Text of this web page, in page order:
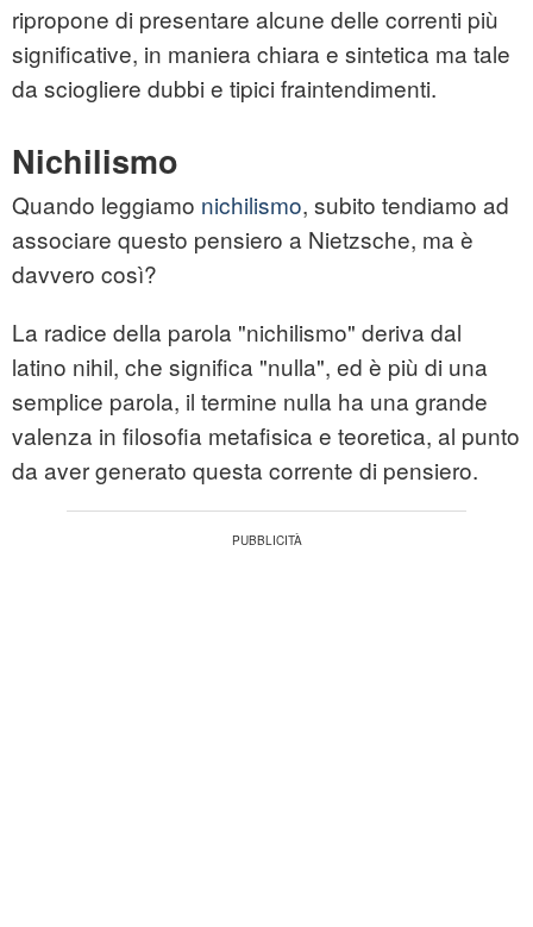
ripropone di presentare alcune delle correnti più
significative, in maniera chiara e sintetica ma tale
da sciogliere dubbi e tipici fraintendimenti.
Nichilismo
Quando leggiamo nichilismo, subito tendiamo ad
associare questo pensiero a Nietzsche, ma è
davvero così?
La radice della parola "nichilismo" deriva dal
latino nihil, che significa "nulla", ed è più di una
semplice parola, il termine nulla ha una grande
valenza in filosofia metafisica e teoretica, al punto
da aver generato questa corrente di pensiero.